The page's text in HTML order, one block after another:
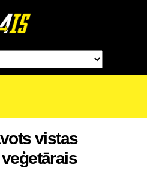
vistas